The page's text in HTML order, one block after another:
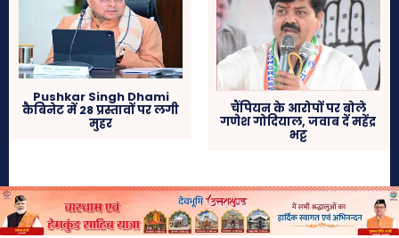
Pushkar Singh Dhami
कैबिनेट में 28 प्रस्तावों पर लगी
मुहर
चैंपियन के आरोपों पर बोले
गणेश गोदियाल, जवाब दें महेंद्र
भट्ट